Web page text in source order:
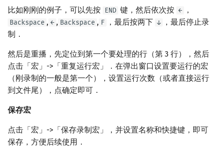
比如刚刚的例子，可以先按 END 键，然后依次按 ← ，
Backspace , ← , Backspace , F ，最后按两下 ↓
，最后停止录
制．
然后是重播，先定位到第一个要处理的行（第 3 行），然后
点击「宏」->「重复运行宏」．在弹出窗口设置要运行的宏
（刚录制的一般是第一个），设置运行次数（或者直接运行
到文件尾），点确定即可．
保存宏
点击「宏」->「保存录制宏」，并设置名称和快捷键，即可
保存，方便后续使用．